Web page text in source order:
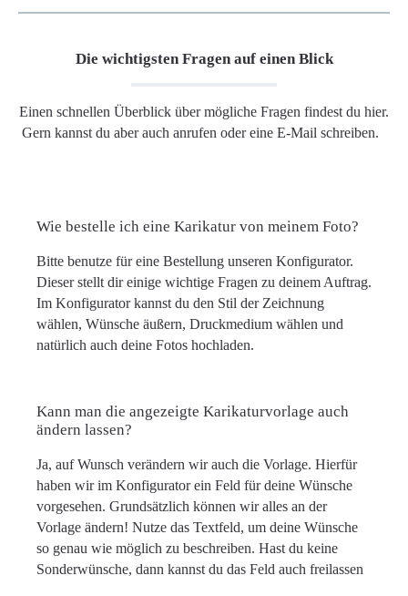
Die wichtigsten Fragen auf einen Blick
Einen schnellen Überblick über mögliche Fragen findest du hier.
Gern kannst du aber auch anrufen oder eine E-Mail schreiben.
Wie bestelle ich eine Karikatur von meinem Foto?
Bitte benutze für eine Bestellung unseren Konfigurator.
Dieser stellt dir einige wichtige Fragen zu deinem Auftrag.
Im Konfigurator kannst du den Stil der Zeichnung
wählen, Wünsche äußern, Druckmedium wählen und
natürlich auch deine Fotos hochladen.
Kann man die angezeigte Karikaturvorlage auch
ändern lassen?
Ja, auf Wunsch verändern wir auch die Vorlage. Hierfür
haben wir im Konfigurator ein Feld für deine Wünsche
vorgesehen. Grundsätzlich können wir alles an der
Vorlage ändern! Nutze das Textfeld, um deine Wünsche
so genau wie möglich zu beschreiben. Hast du keine
Sonderwünsche, dann kannst du das Feld auch freilassen